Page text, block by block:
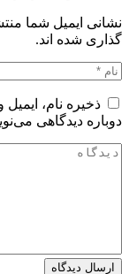
نشانی ایمیل شما
گذاری شده اند.
ذخیره نام،
دوباره دیدگاهی